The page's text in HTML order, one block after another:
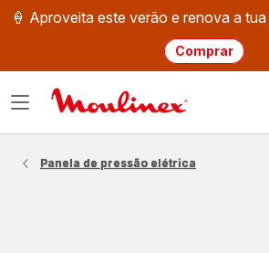
🍦 Aproveita este verão e renova a
Comprar
Moulinex
Abrir
Panela de pressão elétrica